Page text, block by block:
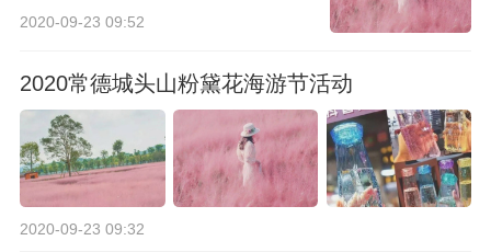
2020-09-23 09:52
2020常德城头山粉黛花海游节活动
2020-09-23 09:32